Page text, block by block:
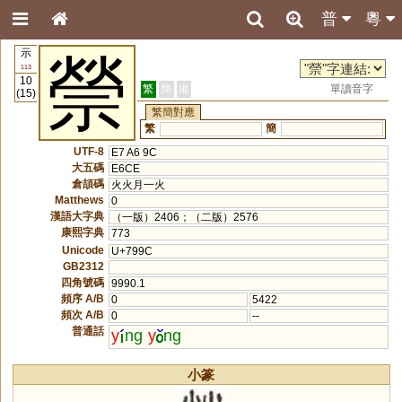
粵
普
示
113
10
(15)
禜 繁 簡 港
單讀音字
繁簡對應
繁
簡
UTF-8
E7 A6 9C
大五碼
E6CE
倉頡碼
火火月一火
Matthews
0
漢語大字典
（一版）2406；（二版）2576
康熙字典 773
Unicode
U+799C
GB2312
四角號碼 9990.1
頻序 A/B
0
5422
頻次 A/B
0
--
普通話 y ng y ng
小篆